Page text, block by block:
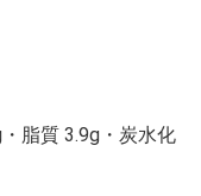
脂質 3.9g・炭水化